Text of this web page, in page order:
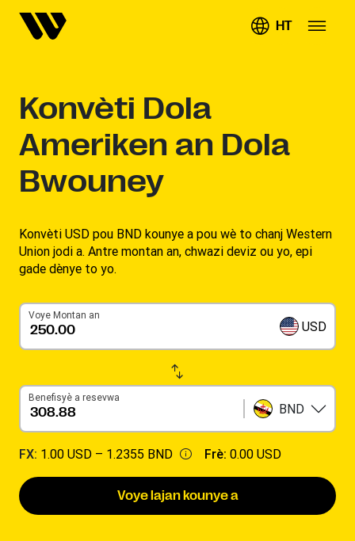
HT
Konvèti Dola
Ameriken an Dola
Bwouney
Konvèti USD pou BND kounye a pou wè to chanj Western
Union jodi a. Antre montan an, chwazi deviz ou yo, epi
gade dènye to yo.
Voye Montan an
USD
Benefisyè a resevwa
BND
FX: 1.00 USD – 1.2355 BND Frè: 0.00 USD
Voye lajan kounye a